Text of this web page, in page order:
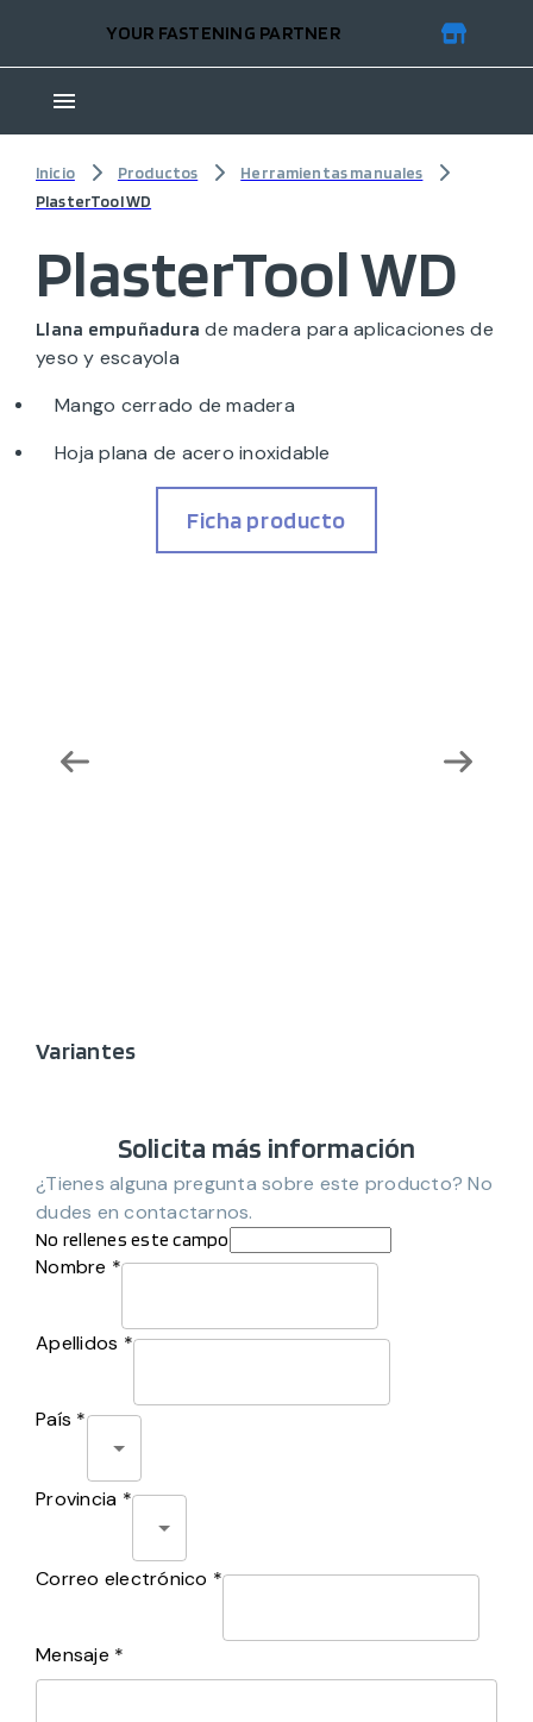
YOUR FASTENING PARTNER
Inicio Productos
Herramientas manuales
PlasterTool WD
PlasterTool WD
Llana empuñadura de madera para aplicaciones de
yeso y escayola
Mango cerrado de madera
Hoja plana de acero inoxidable
Ficha producto
Variantes
Solicita más información
¿Tienes alguna pregunta sobre este producto? No
dudes en contactarnos.
No rellenes este campo
Nombre *
Apellidos *
País *
Provincia *
Correo electrónico *
Mensaje *